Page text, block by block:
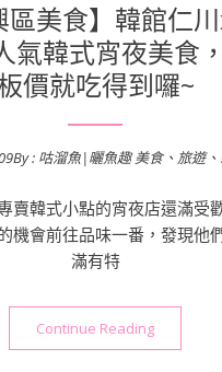
區美食】韓館仁
氣韓式宵夜美食
價就吃得到囉~
Posted on
By : 咕溜魚|曬魚趣 美食、旅遊
賣韓式小點的宵夜店還滿受
機會前往品味一番，發現他
滿有特
Continue Reading“【高雄新